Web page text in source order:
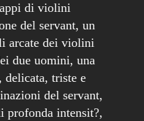
di violini
del servant, un
arcate dei violini
due uomini, una
delicata, triste e
del servant,
profonda intensit?,